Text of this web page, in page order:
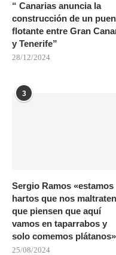
“ Canarias anuncia la
construcción de un
flotante entre Gran
y Tenerife”
28/12/2024
3
Sergio Ramos «estamos
hartos que nos
que piensen que aquí
vamos en taparrabos y
solo comemos plátanos»
25/08/2024